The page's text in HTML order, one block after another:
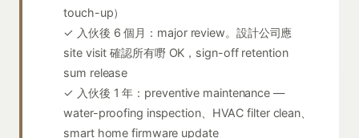
touch-up）
✓ 入伙後 6 個月：major review。設計公司應
site visit 確認所有嘢 OK，sign-off retention
sum release
✓ 入伙後 1 年：preventive maintenance —
water-proofing inspection、HVAC filter clean、
smart home firmware update